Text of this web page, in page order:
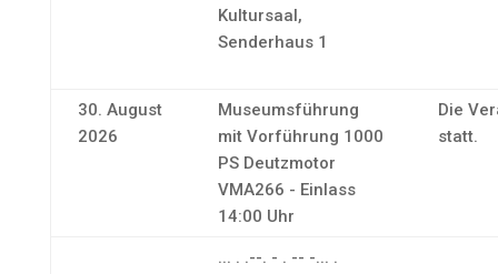
Kultursaal,
Senderhaus 1
30. August
2026
Museumsführung
mit Vorführung 1000
PS Deutzmotor
VMA266 - Einlass
14:00 Uhr
Die
statt.
... . .--. - . -- -... .